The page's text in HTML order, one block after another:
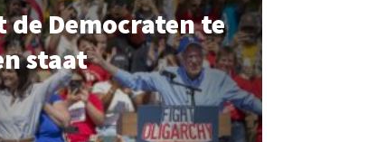
de Democraten te
staat